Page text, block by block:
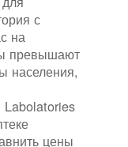
с
на
превышают
населения,
цены